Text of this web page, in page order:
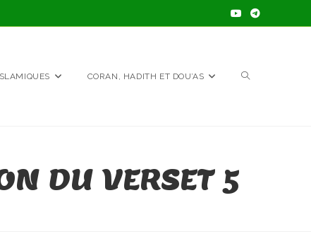
CORAN, HADITH ET DOU’AS TOGGLE
DU VERSET 5